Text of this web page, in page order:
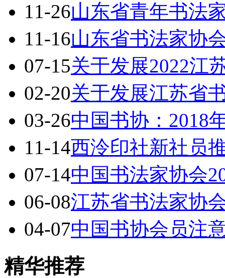
11-26山东省青年书法
11-16山东省书法家协
07-15关于发展2022江
02-20关于发展江苏省
03-26中国书协：2018
11-14西泠印社新社员
07-14中国书法家协会
06-08江苏省书法家协
04-07中国书协会员注
精华推荐